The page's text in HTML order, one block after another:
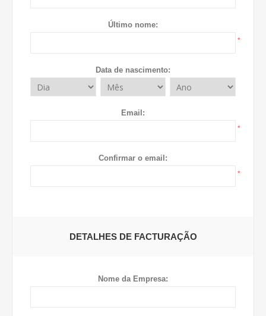
Último nome:
*
Data de nascimento:
Email:
*
Confirmar o email:
*
DETALHES DE FACTURAÇÃO
Nome da Empresa: